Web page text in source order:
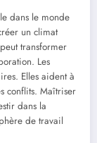
dans le monde
un climat
peut transformer
Les
Elles aident à
conflits. Maîtriser
dans la
de travail